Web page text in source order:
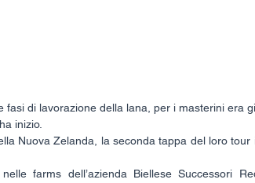
di lavorazione della lana, per i masterini era
inizio.
Nuova Zelanda, la seconda tappa del loro tour
farms dell’azienda Biellese Successori